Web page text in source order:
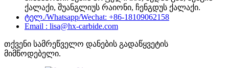
ქალაქი, შუანგლიუს რაიონი, ჩენგდუს ქალაქი.
ტელ./Whatsapp/Wechat: +86-18109062158
Email : lisa@hx-carbide.com
თქვენი სამრეწველო დანების გადაწყვეტის
მიმწოდებელი.